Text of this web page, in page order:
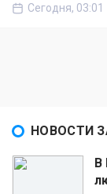
Сегодня, 03:01
НОВОСТИ
В